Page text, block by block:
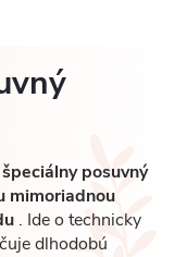
posuvný
mimoriadnou
. Ide o technicky
dlhodobú